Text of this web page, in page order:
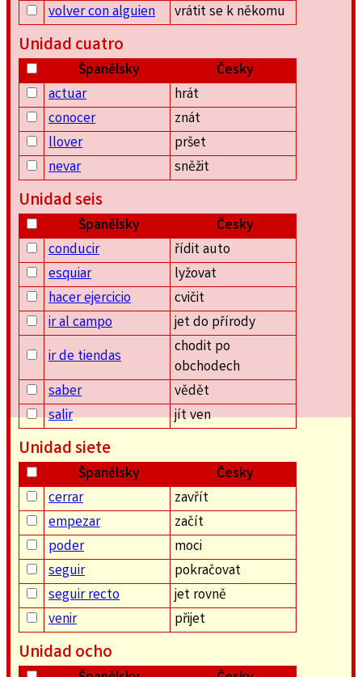
volver con alguien
vrátit se k někomu
Unidad cuatro
Španělsky
Česky
actuar
hrát
conocer
znát
llover
pršet
nevar
sněžit
Unidad seis
Španělsky
Česky
conducir
řídit auto
esquiar
lyžovat
hacer ejercicio
cvičit
ir al campo
jet do přírody
ir de tiendas
chodit po
obchodech
saber
vědět
salir
jít ven
Unidad siete
Španělsky
Česky
cerrar
zavřít
empezar
začít
poder
moci
seguir
pokračovat
seguir recto
jet rovně
venir
přijet
Unidad ocho